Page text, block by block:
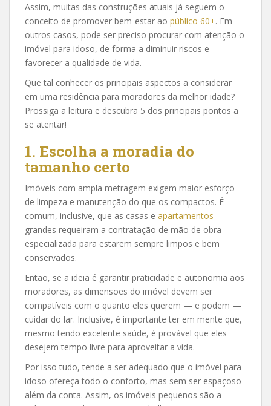
Assim, muitas das construções atuais já seguem o
conceito de promover bem-estar ao público 60+. Em
outros casos, pode ser preciso procurar com atenção o
imóvel para idoso, de forma a diminuir riscos e
favorecer a qualidade de vida.
Que tal conhecer os principais aspectos a considerar
em uma residência para moradores da melhor idade?
Prossiga a leitura e descubra 5 dos principais pontos a
se atentar!
1. Escolha a moradia do
tamanho certo
Imóveis com ampla metragem exigem maior esforço
de limpeza e manutenção do que os compactos. É
comum, inclusive, que as casas e apartamentos
grandes requeiram a contratação de mão de obra
especializada para estarem sempre limpos e bem
conservados.
Então, se a ideia é garantir praticidade e autonomia aos
moradores, as dimensões do imóvel devem ser
compatíveis com o quanto eles querem — e podem —
cuidar do lar. Inclusive, é importante ter em mente que,
mesmo tendo excelente saúde, é provável que eles
desejem tempo livre para aproveitar a vida.
Por isso tudo, tende a ser adequado que o imóvel para
idoso ofereça todo o conforto, mas sem ser espaçoso
além da conta. Assim, os imóveis pequenos são a